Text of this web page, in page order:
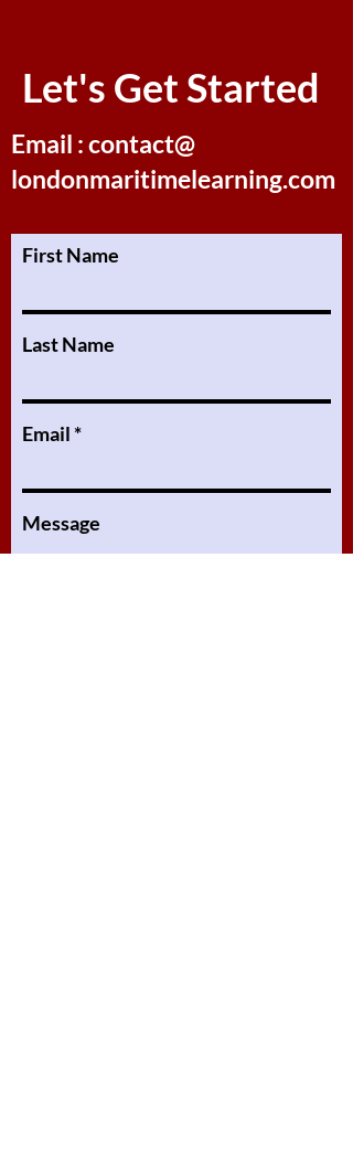
Let's Get Started
Email : contact@
londonmaritimelearning.com
First Name
Last Name
Email
Message